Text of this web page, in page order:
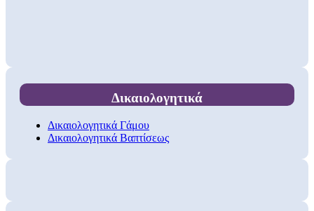
Δικαιολογητικά
Δικαιολογητικά Γάμου
Δικαιολογητικά Βαπτίσεως